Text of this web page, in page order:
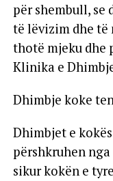
për shembull,
të lëvizim dhe të
thotë mjeku dhe
Klinika e
Dhimbje koke
Dhimbjet e
përshkruhen
sikur kokën e